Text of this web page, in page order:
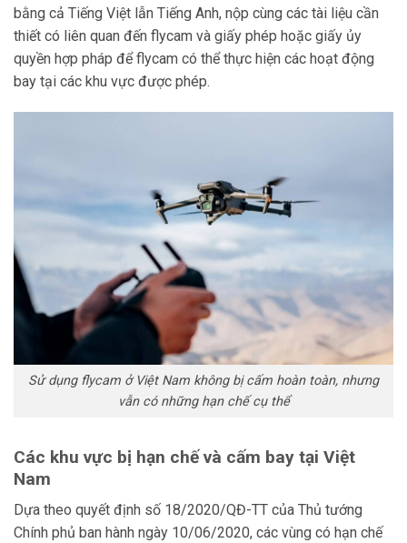
bằng cả Tiếng Việt lẫn Tiếng Anh, nộp cùng các tài liệu cần
thiết có liên quan đến flycam và giấy phép hoặc giấy ủy
quyền hợp pháp để flycam có thể thực hiện các hoạt động
bay tại các khu vực được phép.
Sử dụng flycam ở Việt Nam không bị cấm hoàn toàn, nhưng
vẫn có những hạn chế cụ thể
Các khu vực bị hạn chế và cấm bay tại Việt
Nam
Dựa theo quyết định số 18/2020/QĐ-TT của Thủ tướng
Chính phủ ban hành ngày 10/06/2020, các vùng có hạn chế